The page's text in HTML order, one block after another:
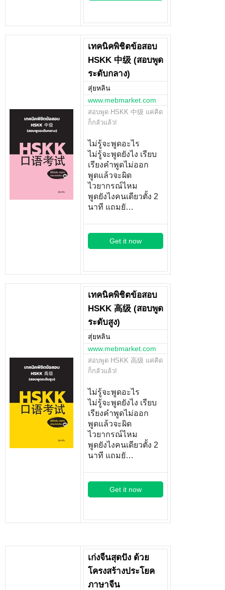
เทคนิคพิชิตข้อสอบ
HSKK 中级 (สอบพูด
ระดับกลาง)
สุ่ยหลิน
www.mebmarket.com
สอบพูด HSKK 中级 แค่คิด
ก็กลัวแล้ว!
ไม่รู้จะพูดอะไร
ไม่รู้จะพูดยังไง เรียบ
เรียงคำพูดไม่ออก
พูดแล้วจะผิด
ไวยากรณ์ไหม
พูดยังไงคนเดียวตั้ง 2
นาที แถมยั…
Get it now
เทคนิคพิชิตข้อสอบ
HSKK 高级 (สอบพูด
ระดับสูง)
สุ่ยหลิน
www.mebmarket.com
สอบพูด HSKK 高级 แค่คิด
ก็กลัวแล้ว!
ไม่รู้จะพูดอะไร
ไม่รู้จะพูดยังไง เรียบ
เรียงคำพูดไม่ออก
พูดแล้วจะผิด
ไวยากรณ์ไหม
พูดยังไงคนเดียวตั้ง 2
นาที แถมยั…
Get it now
เก่งจีนสุดปัง ด้วย
โครงสร้างประโยค
ภาษาจีน